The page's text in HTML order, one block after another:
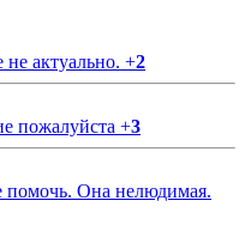
актуально. +2
пожалуйста +3
Она нелюдимая.